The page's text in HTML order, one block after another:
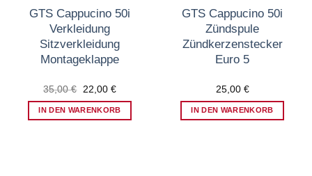
GTS Cappucino 50i
Verkleidung
Sitzverkleidung
Montageklappe
35,00€
Ursprünglicher
Preis
war:
35,00 €
22,00 €Aktueller
ist:
22,00 €.
IN DEN WARENKORB
GTS Cappucino 50i
Zündspule
Zündkerzenstecker
Euro 5
25,00 €
IN DEN WARENKORB